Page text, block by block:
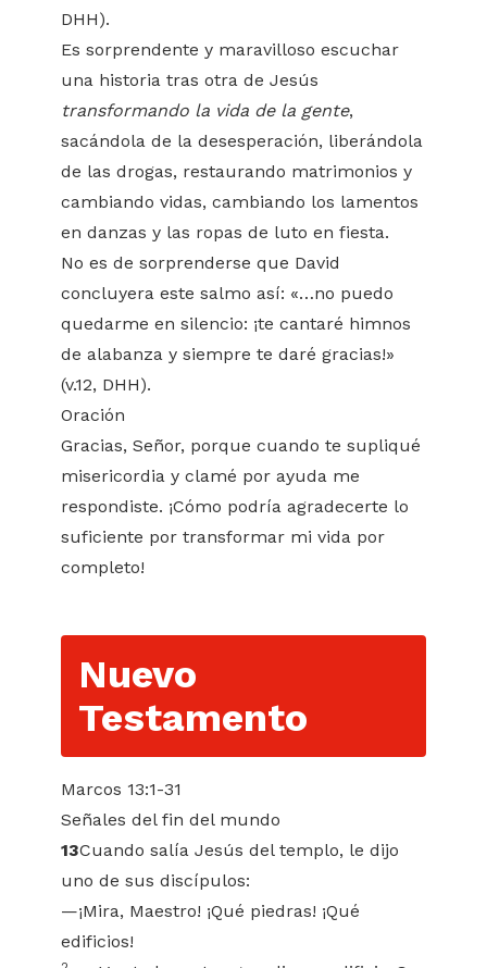
DHH).
Es sorprendente y maravilloso escuchar
una historia tras otra de Jesús
transformando la vida de la gente,
sacándola de la desesperación, liberándola
de las drogas, restaurando matrimonios y
cambiando vidas, cambiando los lamentos
en danzas y las ropas de luto en fiesta.
No es de sorprenderse que David
concluyera este salmo así: «…no puedo
quedarme en silencio: ¡te cantaré himnos
de alabanza y siempre te daré gracias!»
(v.12, DHH).
Oración
Gracias, Señor, porque cuando te supliqué
misericordia y clamé por ayuda me
respondiste. ¡Cómo podría agradecerte lo
suficiente por transformar mi vida por
completo!
Nuevo
Testamento
Marcos 13:1-31
Señales del fin del mundo
13Cuando salía Jesús del templo, le dijo
uno de sus discípulos:
—¡Mira, Maestro! ¡Qué piedras! ¡Qué
edificios!